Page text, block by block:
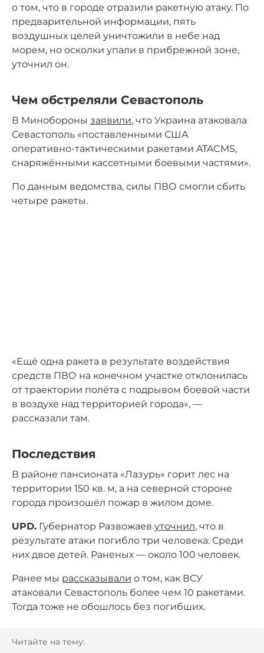
о том, что в городе отразили ракетную атаку. По
предварительной информации, пять
воздушных целей уничтожили в небе над
морем, но осколки упали в прибрежной зоне,
уточнил он.
Чем обстреляли Севастополь
В Минобороны заявили, что Украина атаковала
Севастополь «поставленными США
оперативно-тактическими ракетами ATACMS,
снаряжёнными кассетными боевыми частями».
По данным ведомства, силы ПВО смогли сбить
четыре ракеты.
«Ещё одна ракета в результате воздействия
средств ПВО на конечном участке отклонилась
от траектории полёта с подрывом боевой части
в воздухе над территорией города», —
рассказали там.
Последствия
В районе пансионата «Лазурь» горит лес на
территории 150 кв. м, а на северной стороне
города произошёл пожар в жилом доме.
UPD. Губернатор Развожаев уточнил, что в
результате атаки погибло три человека. Среди
них двое детей. Раненых — около 100 человек.
Ранее мы рассказывали о том, как ВСУ
атаковали Севастополь более чем 10 ракетами.
Тогда тоже не обошлось без погибших.
Читайте на тему: